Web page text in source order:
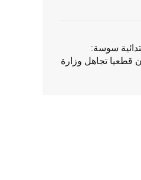
سوسة:
قطعيا تجاهل وزارة